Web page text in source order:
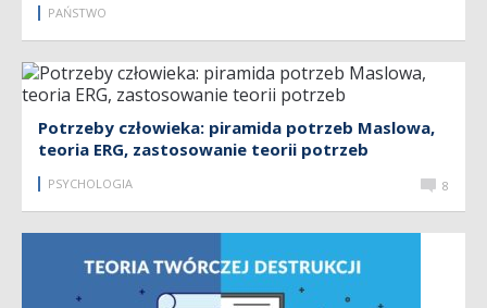
PAŃSTWO
Potrzeby człowieka: piramida potrzeb Maslowa,
teoria ERG, zastosowanie teorii potrzeb
PSYCHOLOGIA 8